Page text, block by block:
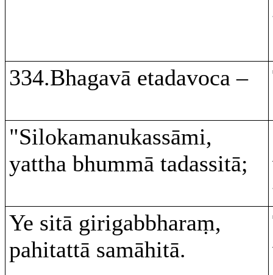
334.Bhagavā etadavoca –
"Silokamanukassāmi,
yattha bhummā tadassitā;
Ye sitā girigabbharaṃ,
pahitattā samāhitā.